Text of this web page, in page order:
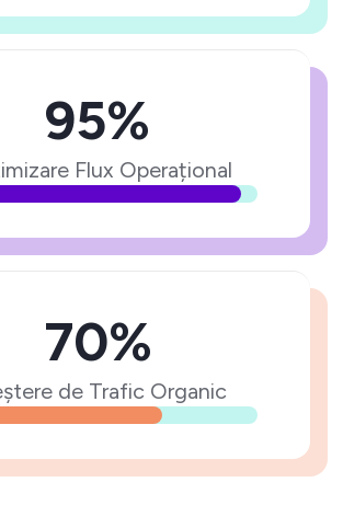
95%
Flux Operațional
70%
de Trafic Organic